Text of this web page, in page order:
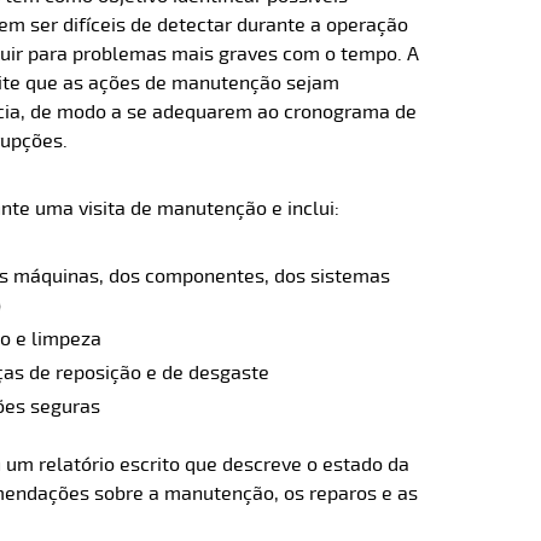
ser difíceis de detectar durante a operação
para problemas mais graves com o tempo. A
que as ações de manutenção sejam
de modo a se adequarem ao cronograma de
uma visita de manutenção e inclui:
máquinas, dos componentes, dos sistemas
e limpeza
de reposição e de desgaste
seguras
relatório escrito que descreve o estado da
sobre a manutenção, os reparos e as